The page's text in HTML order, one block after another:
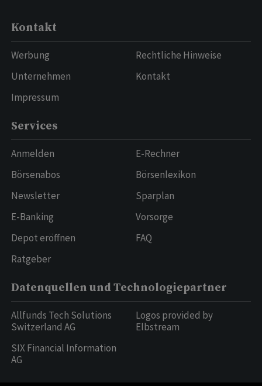
Kontakt
Werbung
Unternehmen
Impressum
Rechtliche Hinweise
Kontakt
Services
Anmelden
Börsenabos
Newsletter
E-Banking
Depot eröffnen
Ratgeber
E-Rechner
Börsenlexikon
Sparplan
Vorsorge
FAQ
Datenquellen und Technologiepartner
Allfunds Tech Solutions
Switzerland AG
SIX Financial Information
AG
Logos provided by
Elbstream